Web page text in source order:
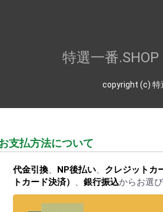
特選一番
copyright (c) 特
支払方法について
代金引換、 NP後払い、 クレジットカ
トカード決済）
、 銀行振込からお選び